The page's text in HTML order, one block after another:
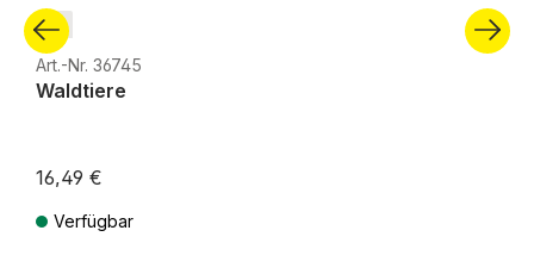
N
Art.-Nr. 36745
Waldtiere
16,49 €
Verfügbar